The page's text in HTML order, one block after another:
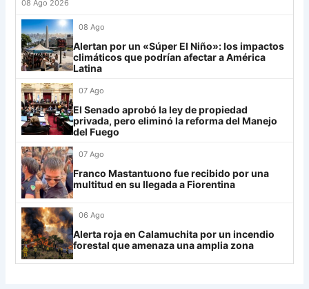
Mirassol
Lanús 9
Always Ready
Grupo H
IDV 13
Rosario Central
UCV FC
27 Platense
28 Riestra
29 Aldosivi
30 Estudiantes RC 19 -21 9
08 Ago 2026
08 Ago
Alertan por un «Súper El Niño»: los impactos
climáticos que podrían afectar a América
Latina
07 Ago
El Senado aprobó la ley de propiedad
privada, pero eliminó la reforma del Manejo
del Fuego
07 Ago
Franco Mastantuono fue recibido por una
multitud en su llegada a Fiorentina
06 Ago
Alerta roja en Calamuchita por un incendio
forestal que amenaza una amplia zona